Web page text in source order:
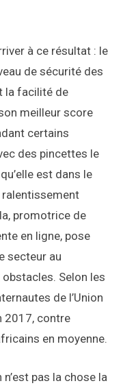
à ce résultat : le
de sécurité des
la facilité de
meilleur score
certains
des pincettes le
est dans le
promotrice de
en ligne, pose
secteur au
Selon les
de l’Union
2017, contre
en moyenne.
pas la chose la